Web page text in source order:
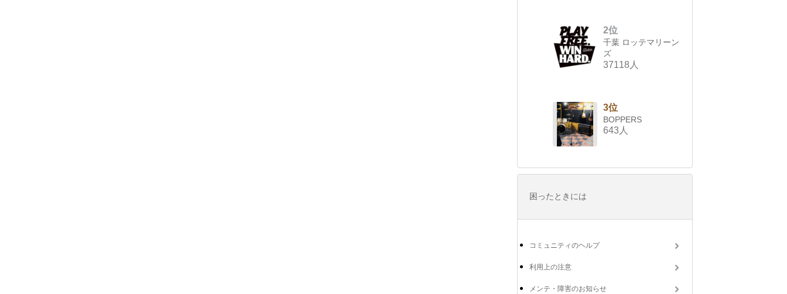
2位
千葉 ロッテマリーン
ズ
37118人
3位
BOPPERS
643人
困ったときには
コミュニティのヘルプ
利用上の注意
メンテ・障害のお知らせ